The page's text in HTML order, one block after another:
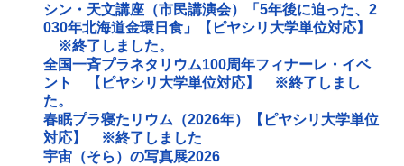
シン・天文講座（市民講演会）「5年後に迫った、2
030年北海道金環日食」【ピヤシリ大学単位対応】
※終了しました。
全国一斉プラネタリウム100周年フィナーレ・イベ
ント 【ピヤシリ大学単位対応】 ※終了しまし
た。
春眠プラ寝たリウム（2026年）【ピヤシリ大学単位
対応】 ※終了しました
宇宙（そら）の写真展2026